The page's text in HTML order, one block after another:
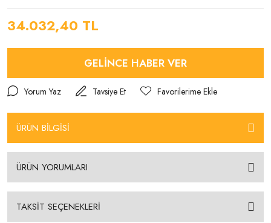
34.032,40 TL
GELİNCE HABER VER
Yorum Yaz Tavsiye Et
ÜRÜN BİLGİSİ
ÜRÜN YORUMLARI
TAKSİT SEÇENEKLERİ